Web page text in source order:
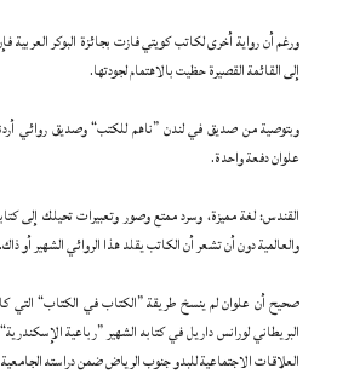
ورغم أن رواية أخرى لكاتب كويتي فازت بجائزة البوكر
إلى القائمة القصيرة حظيت بالاهتمام لجودتها.
وبتوصية من صديق في لندن ”ناهم للكتب“ وصديق روائي
علوان دفعة واحدة.
القندس: لغة مميزة، وسرد ممتع وصور وتعبيرات تحيلك إلى
والعالمية دون أن تشعر أن الكاتب يقلد هذا الروائي الشهير أو ذاك.
صحيح أن علوان لم ينسخ طريقة ”الكتاب في الكتاب“ التي
البريطاني لورانس داريل في كتابه الشهير ”رباعية
العلاقات الاجتماعية للبدو جنوب الرياض ضمن دراسته